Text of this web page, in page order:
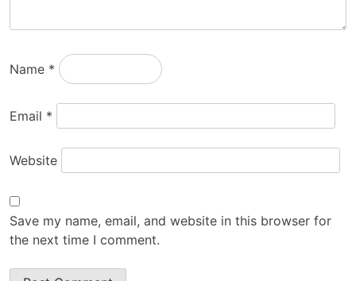
Name *
Email *
Website
Save my name, email, and website in this browser for
the next time I comment.